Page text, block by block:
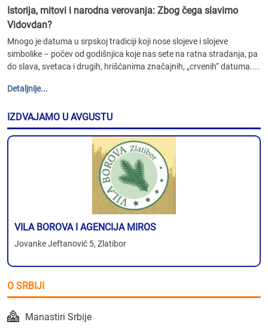
Istorija, mitovi i narodna verovanja: Zbog čega slavimo
Vidovdan?
Mnogo je datuma u srpskoj tradiciji koji nose slojeve i slojeve
simbolike – počev od godišnjica koje nas sete na ratna stradanja, pa
do slava, svetaca i drugih, hrišćanima značajnih, „crvenih“ datuma....
Detaljnije...
IZDVAJAMO U AVGUSTU
VILA BOROVA I AGENCIJA MIROS
Jovanke Jeftanović 5, Zlatibor
O SRBIJI
Manastiri Srbije